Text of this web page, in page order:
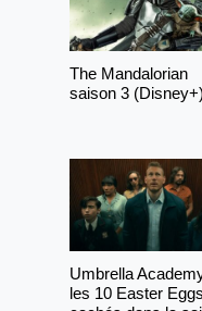
The Mandalorian
saison 3 (Disney+)
Umbrella
les 10 Easter Eggs